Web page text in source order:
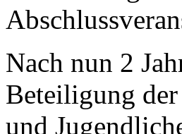
Nach nun 2
Beteiligung
und